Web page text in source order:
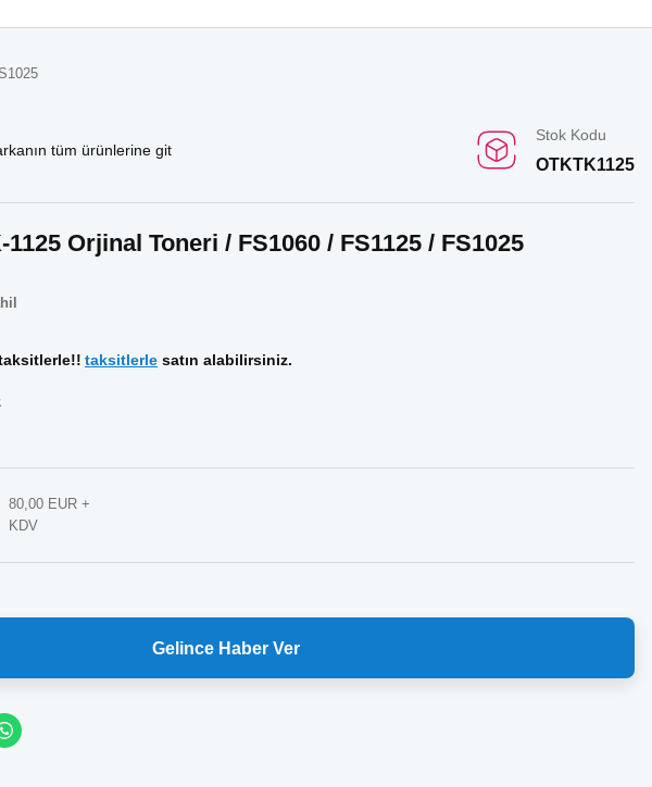
tüm ürünlerine git
Stok Kodu
OTKTK1125
Orjinal Toneri / FS1060 / FS1125 / FS1025
taksitlerle satın alabilirsiniz.
80,00 EUR +
KDV
Gelince Haber Ver